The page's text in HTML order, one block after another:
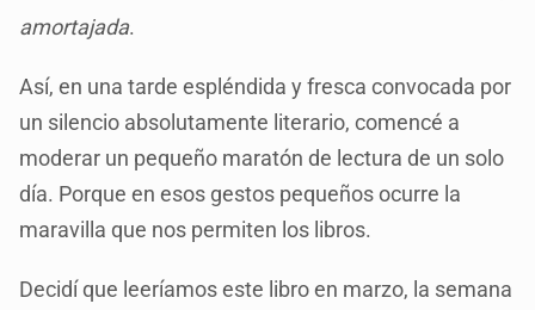
amortajada.
Así, en una tarde espléndida y fresca convocada por
un silencio absolutamente literario, comencé a
moderar un pequeño maratón de lectura de un solo
día. Porque en esos gestos pequeños ocurre la
maravilla que nos permiten los libros.
Decidí que leeríamos este libro en marzo, la semana